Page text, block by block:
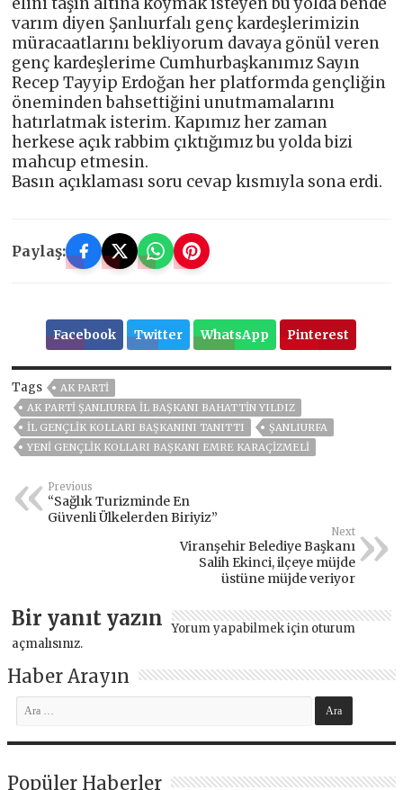
varım diyen Şanlıurfalı genç kardeşlerimizin
müracaatlarını bekliyorum davaya gönül veren
genç kardeşlerime Cumhurbaşkanımız Sayın
Recep Tayyip Erdoğan her platformda gençliğin
öneminden bahsettiğini unutmamalarını
hatırlatmak isterim. Kapımız her zaman
herkese açık rabbim çıktığımız bu yolda bizi
mahcup etmesin.
Basın açıklaması soru cevap kısmıyla sona erdi.
Paylaş:
Facebook Twitter WhatsApp Pinterest
Tags
AK PARTİ
AK PARTI ŞANLIURFA İL BAŞKANI BAHATTIN YILDIZ
İL GENÇLIK KOLLARI BAŞKANINI TANITTI
ŞANLIURFA
YENİ GENÇLİK KOLLARI BAŞKANI EMRE KARAÇİZMELİ
Previous
“Sağlık Turizminde En
Güvenli Ülkelerden Biriyiz”
Next
Viranşehir Belediye Başkanı
Salih Ekinci, ilçeye müjde
üstüne müjde veriyor
Bir yanıt yazın Yorum yapabilmek için oturum
açmalısınız.
Haber Arayın
Popüler Haberler